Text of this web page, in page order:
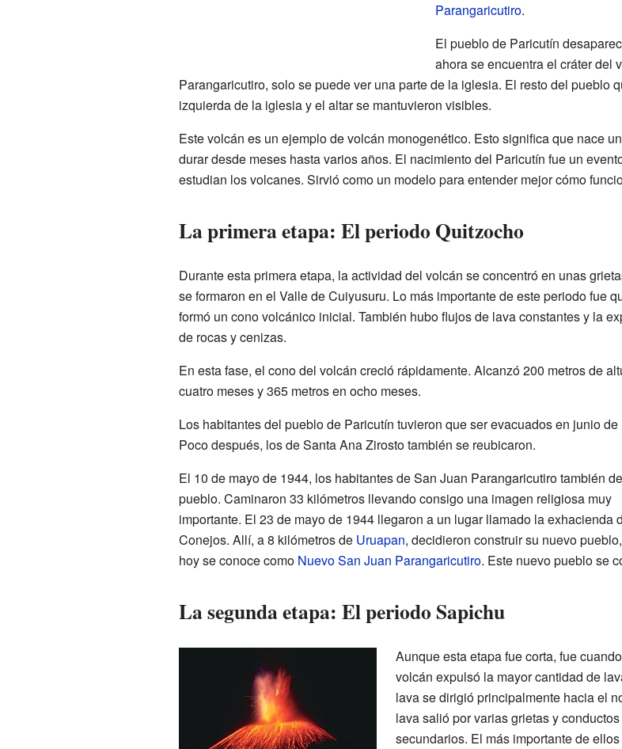
Parangaricutiro.
El pueblo de Paricutín
ahora se encuentra el cráter del
Parangaricutiro, solo se puede ver una parte de la iglesia. El resto del pueblo
izquierda de la iglesia y el altar se mantuvieron visibles.
Este volcán es un ejemplo de volcán monogenético. Esto significa que nace
durar desde meses hasta varios años. El nacimiento del Paricutín fue un
estudian los volcanes. Sirvió como un modelo para entender mejor cómo
La primera etapa: El periodo Quitzocho
Durante esta primera etapa, la actividad del volcán se concentró en unas
se formaron en el Valle de Cuiyusuru. Lo más importante de este periodo fue
formó un cono volcánico inicial. También hubo flujos de lava constantes y la
de rocas y cenizas.
En esta fase, el cono del volcán creció rápidamente. Alcanzó 200 metros de
cuatro meses y 365 metros en ocho meses.
Los habitantes del pueblo de Paricutín tuvieron que ser evacuados en junio de
Poco después, los de Santa Ana Zirosto también se reubicaron.
El 10 de mayo de 1944, los habitantes de San Juan Parangaricutiro también
pueblo. Caminaron 33 kilómetros llevando consigo una imagen religiosa muy
importante. El 23 de mayo de 1944 llegaron a un lugar llamado la exhacienda
Conejos. Allí, a 8 kilómetros de Uruapan, decidieron construir su nuevo
hoy se conoce como Nuevo San Juan Parangaricutiro. Este nuevo pueblo se
La segunda etapa: El periodo Sapichu
Aunque esta etapa fue corta, fue
volcán expulsó la mayor cantidad de
lava se dirigió principalmente hacia el
lava salió por varias grietas y conductos
secundarios. El más importante de